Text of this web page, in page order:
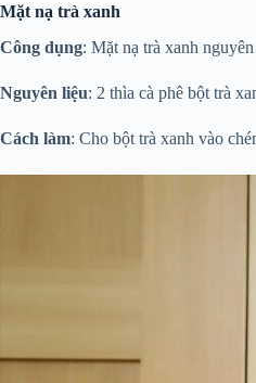
Mặt nạ trà xanh
Công dụng: Mặt nạ trà xanh
Nguyên liệu: 2 thìa cà phê bột trà
Cách làm: Cho bột trà xanh vào